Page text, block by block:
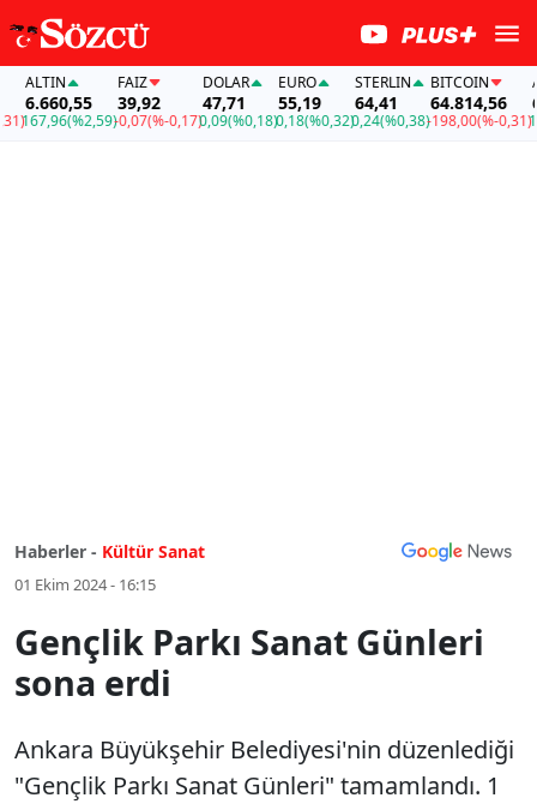
ALTIN
6.660,55
167,96(%2,59)
FAİZ
39,92
-0,07(%-0,17)
DOLAR
47,71
0,09(%0,18)
EURO
55,19
0,18(%0,32)
STERLIN
64,41
0,24(%0,38)
BITCOIN
64.814,56
-198,00(%-0,31)
Haberler - Kültür Sanat
01 Ekim 2024 - 16:15
Gençlik Parkı Sanat Günleri
sona erdi
Ankara Büyükşehir Belediyesi'nin düzenlediği
"Gençlik Parkı Sanat Günleri" tamamlandı. 1